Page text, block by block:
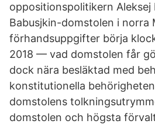
oppositionspolitikern Aleksej
Babusjkin-domstolen i norra
förhandsuppgifter börja
2018 — vad domstolen får
dock nära besläktad med
konstitutionella
domstolens
domstolen och högsta